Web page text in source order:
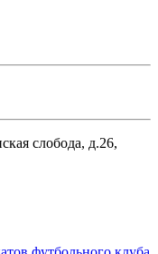
слобода, д.26,